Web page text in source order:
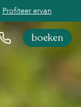
Profiteer ervan
boeken